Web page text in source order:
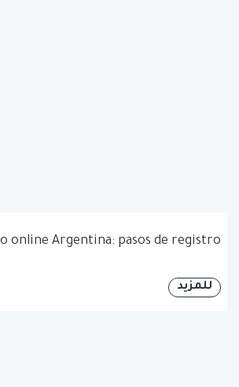
online Argentina: pasos de registro
للمزيد